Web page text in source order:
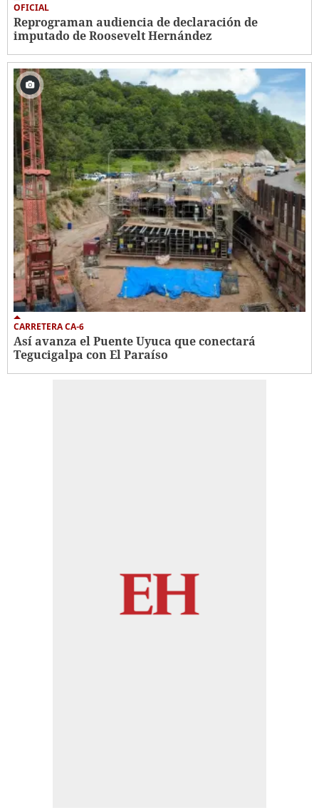
OFICIAL
Reprograman audiencia de declaración de
imputado de Roosevelt Hernández
CARRETERA CA-6
Así avanza el Puente Uyuca que conectará
Tegucigalpa con El Paraíso